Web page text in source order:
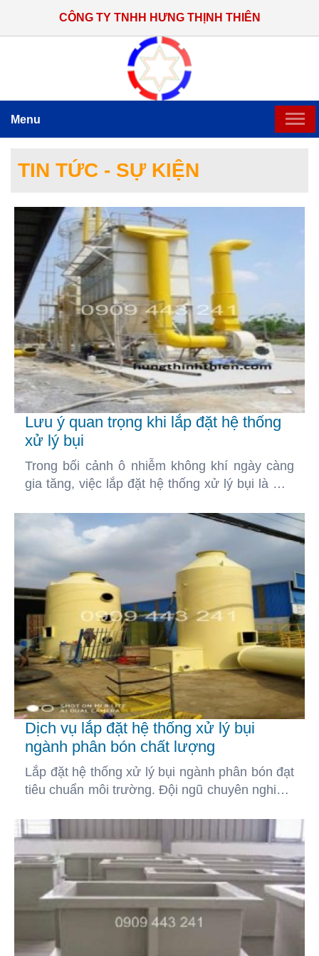
CÔNG TY TNHH HƯNG THỊNH THIÊN
Menu
SẢN PHẨM CHẾ TẠO
HỆ THỐNG THI CÔNG LẮP ĐẶT
TIN TỨC
TUYỂN DỤNG
LIÊN HỆ
TIN TỨC - SỰ KIỆN
Lưu ý quan trọng khi lắp đặt hệ thống
xử lý bụi
Trong bối cảnh ô nhiễm không khí ngày càng
gia tăng, việc lắp đặt hệ thống xử lý bụi là một
và đảm bảo sức khỏe cộng đồng.
Dịch vụ lắp đặt hệ thống xử lý bụi
ngành phân bón chất lượng
Lắp đặt hệ thống xử lý bụi ngành phân bón đạt
tiêu chuẩn môi trường. Đội ngũ chuyên nghiệp,